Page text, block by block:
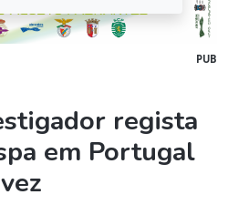
PUB
regista
em Portugal